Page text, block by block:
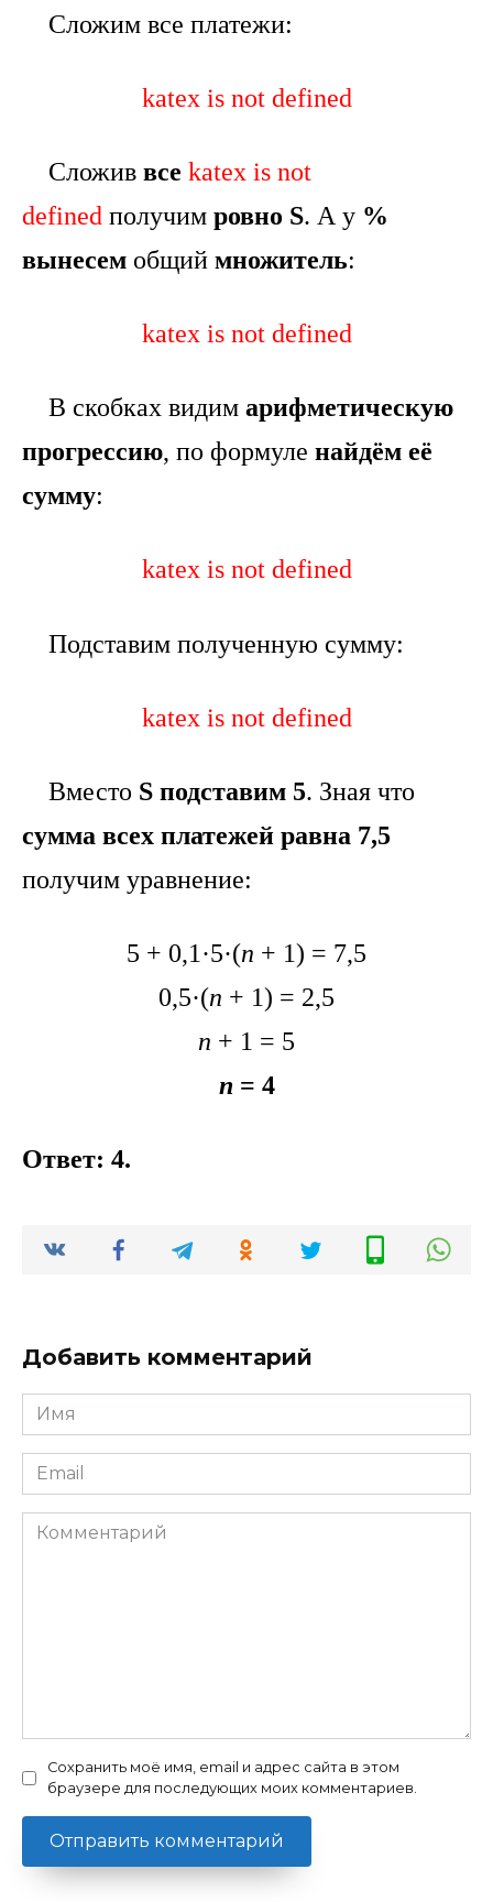
Сложим все платежи:
katex is not defined
Сложив все katex is not
defined получим ровно S. А у %
вынесем общий множитель:
katex is not defined
В скобках видим арифметическую
прогрессию, по формуле найдём её
сумму:
katex is not defined
Подставим полученную сумму:
katex is not defined
Вместо S подставим 5. Зная что
сумма всех платежей равна 7,5
получим уравнение:
5 + 0,1·5·(n + 1) = 7,5
0,5·(n + 1) = 2,5
n + 1 = 5
n = 4
Ответ: 4.
Добавить комментарий
Имя
*
Email
*
Комментарий
Сохранить моё имя, email и адрес сайта в этом
браузере для последующих моих комментариев.